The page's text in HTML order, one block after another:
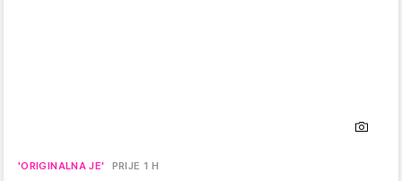
'ORIGINALNA JE' PRIJE 1 H